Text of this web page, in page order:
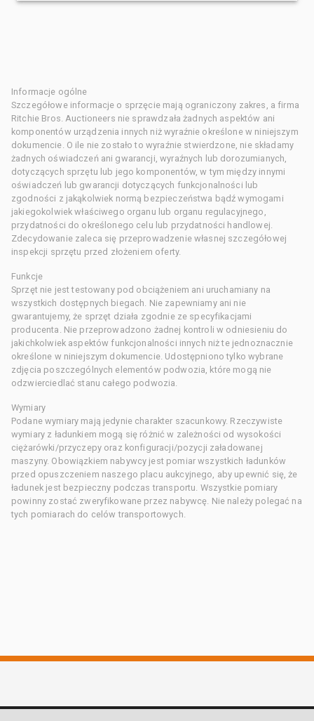
Informacje ogólne
Szczegółowe informacje o sprzęcie mają ograniczony zakres, a firma
Ritchie Bros. Auctioneers nie sprawdzała żadnych aspektów ani
komponentów urządzenia innych niż wyraźnie określone w niniejszym
dokumencie. O ile nie zostało to wyraźnie stwierdzone, nie składamy
żadnych oświadczeń ani gwarancji, wyraźnych lub dorozumianych,
dotyczących sprzętu lub jego komponentów, w tym między innymi
oświadczeń lub gwarancji dotyczących funkcjonalności lub
zgodności z jakąkolwiek normą bezpieczeństwa bądź wymogami
jakiegokolwiek właściwego organu lub organu regulacyjnego,
przydatności do określonego celu lub przydatności handlowej.
Zdecydowanie zaleca się przeprowadzenie własnej szczegółowej
inspekcji sprzętu przed złożeniem oferty.
Funkcje
Sprzęt nie jest testowany pod obciążeniem ani uruchamiany na
wszystkich dostępnych biegach. Nie zapewniamy ani nie
gwarantujemy, że sprzęt działa zgodnie ze specyfikacjami
producenta. Nie przeprowadzono żadnej kontroli w odniesieniu do
jakichkolwiek aspektów funkcjonalności innych niż te jednoznacznie
określone w niniejszym dokumencie. Udostępniono tylko wybrane
zdjęcia poszczególnych elementów podwozia, które mogą nie
odzwierciedlać stanu całego podwozia.
Wymiary
Podane wymiary mają jedynie charakter szacunkowy. Rzeczywiste
wymiary z ładunkiem mogą się różnić w zależności od wysokości
ciężarówki/przyczepy oraz konfiguracji/pozycji załadowanej
maszyny. Obowiązkiem nabywcy jest pomiar wszystkich ładunków
przed opuszczeniem naszego placu aukcyjnego, aby upewnić się, że
ładunek jest bezpieczny podczas transportu. Wszystkie pomiary
powinny zostać zweryfikowane przez nabywcę. Nie należy polegać na
tych pomiarach do celów transportowych.